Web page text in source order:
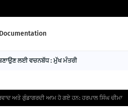
Documentation
ਲਈ ਵਚਨਬੱਧ : ਮੁੱਖ ਮੰਤਰੀ
ਅਤੇ ਗੁੰਡਾਗਰਦੀ ਆਮ ਹੋ ਗਏ ਹਨ: ਹਰਪਾਲ ਸਿੰਘ ਚੀਮਾ